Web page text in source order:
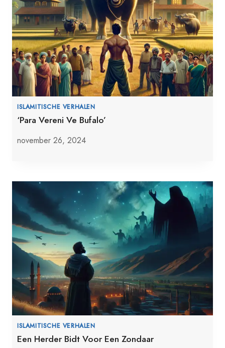
ISLAMITISCHE VERHALEN
‘Para Vereni Ve Bufalo’
november 26, 2024
ISLAMITISCHE VERHALEN
Een Herder Bidt Voor Een Zondaar